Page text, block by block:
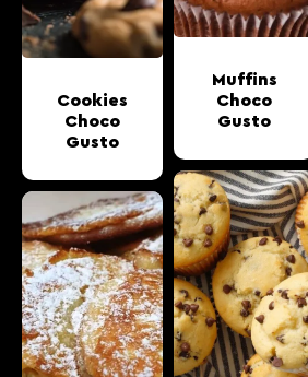
Muffins
Choco
Gusto
Cookies
Choco
Gusto